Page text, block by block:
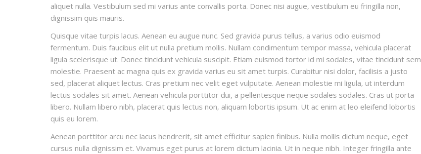
aliquet nulla. Vestibulum sed mi varius ante convallis porta. Donec nisi augue, vestibulum eu fringilla non,
dignissim quis mauris.
Quisque vitae turpis lacus. Aenean eu augue nunc. Sed gravida purus tellus, a varius odio euismod
fermentum. Duis faucibus elit ut nulla pretium mollis. Nullam condimentum tempor massa, vehicula placerat
ligula scelerisque ut. Donec tincidunt vehicula suscipit. Etiam euismod tortor id mi sodales, vitae tincidunt sem
molestie. Praesent ac magna quis ex gravida varius eu sit amet turpis. Curabitur nisi dolor, facilisis a justo
sed, placerat aliquet lectus. Cras pretium nec velit eget vulputate. Aenean molestie mi ligula, ut interdum
lectus sodales sit amet. Aenean vehicula porttitor dui, a pellentesque neque sodales sodales. Cras ut porta
libero. Nullam libero nibh, placerat quis lectus non, aliquam lobortis ipsum. Ut ac enim at leo eleifend lobortis
quis eu lorem.
Aenean porttitor arcu nec lacus hendrerit, sit amet efficitur sapien finibus. Nulla mollis dictum neque, eget
cursus nulla dignissim et. Vivamus eget purus at lorem dictum lacinia. Ut in neque nibh. Integer fringilla ante